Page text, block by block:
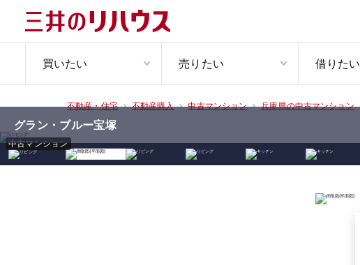
買いたい 売りたい 借りたい
不動産・住宅 不動産購入 中古マンション 兵庫県の中古マンション
中古マンション
グラン・ブルー宝塚